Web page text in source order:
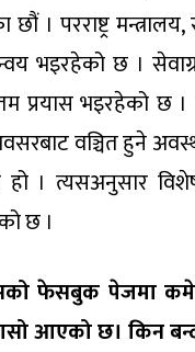
। परराष्ट्र मन्त्रालय,
भइरहेको छ ।
प्रयास भइरहेको छ ।
वञ्चित हुने
हो । त्यसअनुसार
छ ।
फेसबुक पेजमा
आएको छ। किन